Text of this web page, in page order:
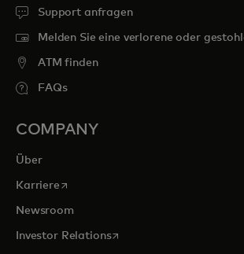
Support anfragen
Melden Sie eine verlorene oder
ATM finden
FAQs
COMPANY
Über
Karrierewird in einer neuen Registerkarte
Newsroom
Investor Relationswird in einer neuen